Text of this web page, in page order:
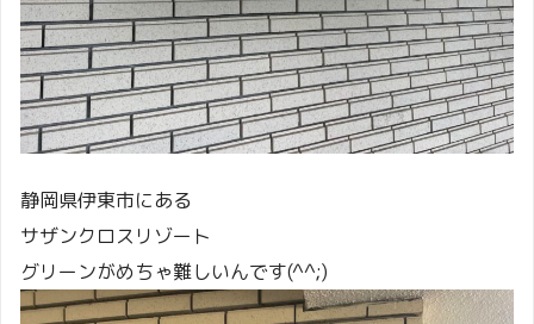
静岡県伊東市にある
サザンクロスリゾート
グリーンがめちゃ難しいんです(^^;)